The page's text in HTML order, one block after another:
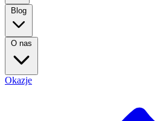
Blog
O nas
Okazje